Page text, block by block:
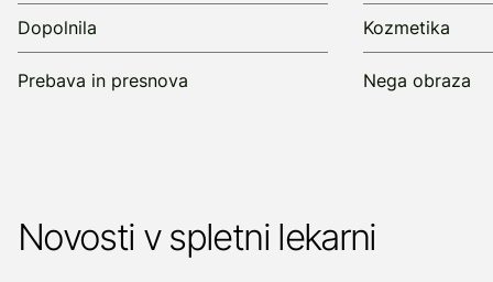
Dopolnila
Prebava in presnova
Kozmetika
Nega obraza
Novosti v spletni lekarni